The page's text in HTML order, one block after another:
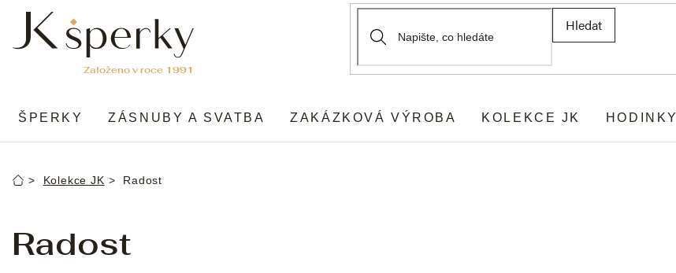
obsah
Hledat
ŠPERKY ZÁSNUBY A SVATBA ZAKÁZKOVÁ VÝROBA KOLEKCE JK HODINKY
DomůKolekce JK Radost
Radost